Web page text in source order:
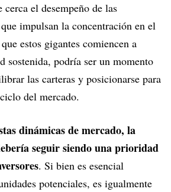
el desempeño de las
impulsan la concentración en el
estos gigantes comiencen a
sostenida, podría ser un momento
las carteras y posicionarse para
del mercado.
dinámicas de mercado, la
seguir siendo una prioridad
. Si bien es esencial
potenciales, es igualmente